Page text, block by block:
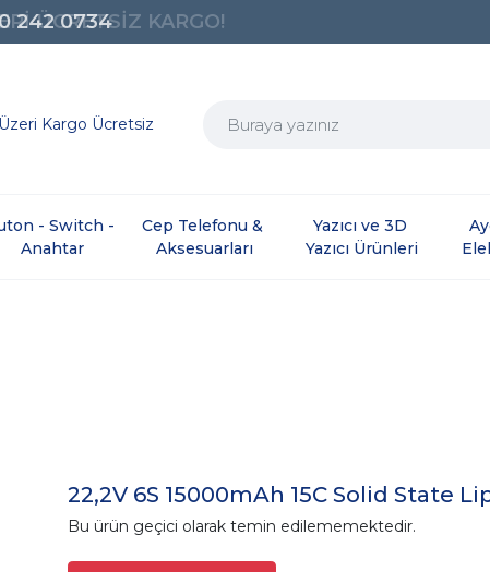
242 0734
Kargo Ücretsiz
- Switch -
Anahtar
Cep Telefonu &
Aksesuarları
Yazıcı ve 3D
Yazıcı Ürünleri
22,2V 6S 15000mAh 15C Solid State
Bu ürün geçici olarak temin edilememektedir.